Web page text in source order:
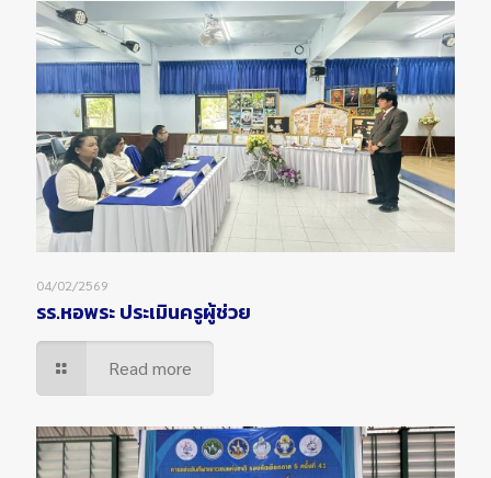
04/02/2569
รร.หอพระ ประเมินครูผู้ช่วย
Read more